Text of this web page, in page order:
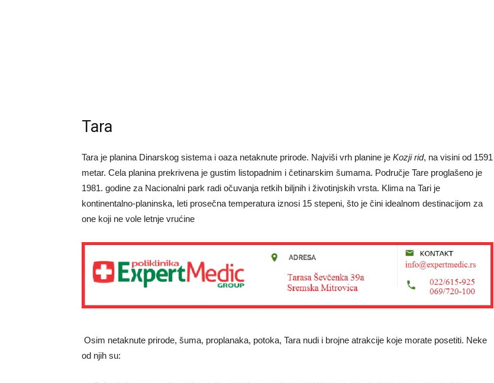
Tara
Tara je planina Dinarskog sistema i oaza netaknute prirode. Najviši vrh planine je Kozji rid, na visini od 1591
metar. Cela planina prekrivena je gustim listopadnim i četinarskim šumama. Područje Tare proglašeno je
1981. godine za Nacionalni park radi očuvanja retkih biljnih i životinjskih vrsta. Klima na Tari je
kontinentalno-planinska, leti prosečna temperatura iznosi 15 stepeni, što je čini idealnom destinacijom za
one koji ne vole letnje vrućine
Osim netaknute prirode, šuma, proplanaka, potoka, Tara nudi i brojne atrakcije koje morate posetiti. Neke
od njih su: